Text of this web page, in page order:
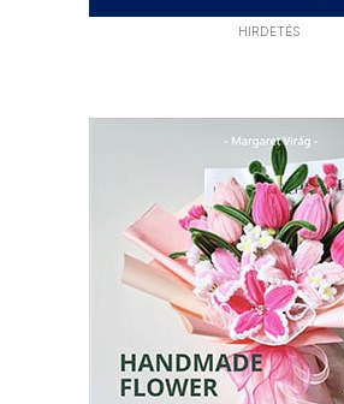
HIRDETÉS